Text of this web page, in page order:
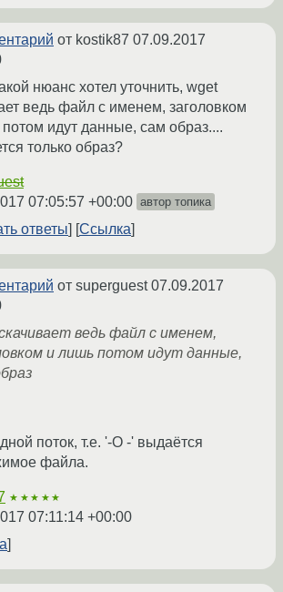
от kostik87 07.09.2017
нюанс хотел уточнить, wget
ведь файл с именем, заголовком
идут данные, сам образ....
только образ?
07:05:57 +00:00 автор топика
ответы Ссылка
от superguest07.09.2017
ведь файл с именем,
и лишь потом идут данные,
поток, т.е. '-O -' выдаётся
файла.
★★★★★
07:11:14 +00:00